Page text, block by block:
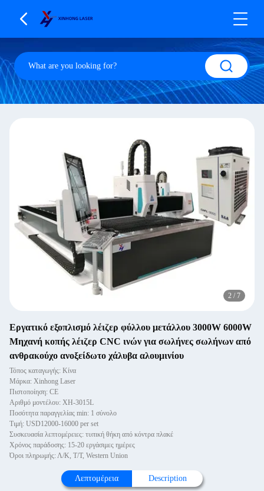
2 / 7
Εργατικό εξοπλισμό λέιζερ φύλλου μετάλλου 3000W 6000W
Μηχανή κοπής λέιζερ CNC ινών για σωλήνες σωλήνων από
ανθρακούχο ανοξείδωτο χάλυβα αλουμινίου
Τόπος καταγωγής: Κίνα
Μάρκα: Xinhong Laser
Πιστοποίηση: CE
Αριθμό μοντέλου: XH-3015L
Ποσότητα παραγγελίας min: 1 σύνολο
Τιμή: USD12000-16000 per set
Συσκευασία λεπτομέρειες: τυπική θήκη από κόντρα πλακέ
Χρόνος παράδοσης: 15-20 εργάσιμες ημέρες
Όροι πληρωμής: Λ/Κ, Τ/Τ, Western Union
Λεπτομέρεια Description